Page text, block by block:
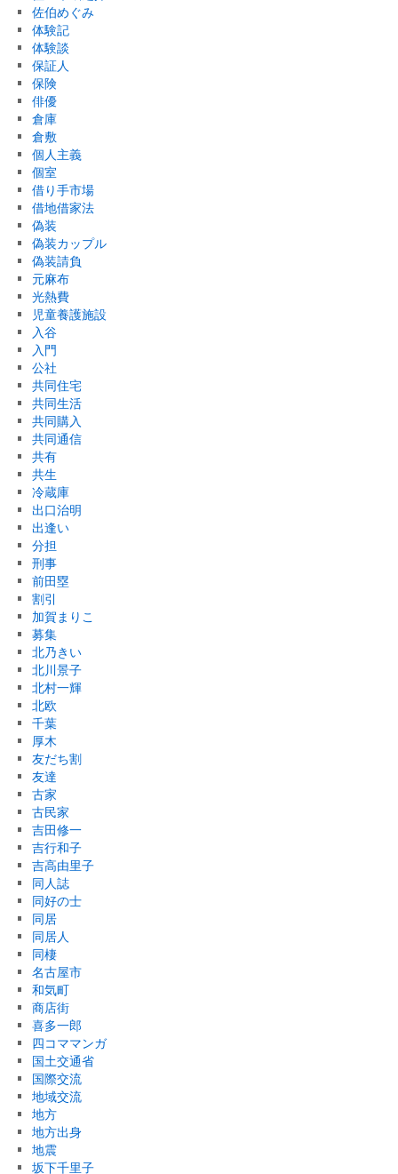
佐伯めぐみ
体験記
体験談
保証人
保険
俳優
倉庫
倉敷
個人主義
個室
借り手市場
借地借家法
偽装
偽装カップル
偽装請負
元麻布
光熱費
児童養護施設
入谷
入門
公社
共同住宅
共同生活
共同購入
共同通信
共有
共生
冷蔵庫
出口治明
出逢い
分担
刑事
前田塁
割引
加賀まりこ
募集
北乃きい
北川景子
北村一輝
北欧
千葉
厚木
友だち割
友達
古家
古民家
吉田修一
吉行和子
吉高由里子
同人誌
同好の士
同居
同居人
同棲
名古屋市
和気町
商店街
喜多一郎
四コママンガ
国土交通省
国際交流
地域交流
地方
地方出身
地震
坂下千里子